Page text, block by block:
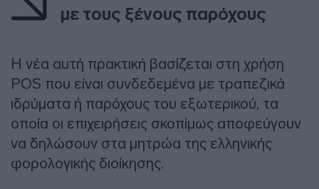
με τους ξένους παρόχους
Η νέα αυτή πρακτική βασίζεται στη χρήση
POS που είναι συνδεδεμένα με τραπεζικά
ιδρύματα ή παρόχους του εξωτερικού, τα
οποία οι επιχειρήσεις σκοπίμως αποφεύγουν
να δηλώσουν στα μητρώα της ελληνικής
φορολογικής διοίκησης.